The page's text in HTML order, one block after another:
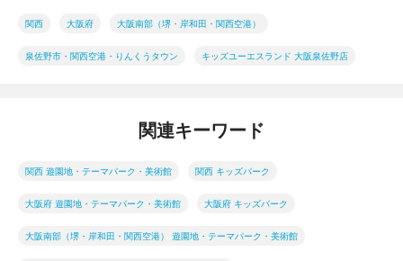
関西 大阪府 大阪南部（堺・岸和田・関西空港）
泉佐野市・関西空港・りんくうタウン キッズユーエスランド 大阪泉佐野店
関連キーワード
関西 遊園地・テーマパーク・美術館 関西 キッズパーク
大阪府 遊園地・テーマパーク・美術館 大阪府 キッズパーク
大阪南部（堺・岸和田・関西空港） 遊園地・テーマパーク・美術館